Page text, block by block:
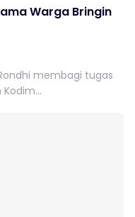
Warga Bringin
membagi tugas